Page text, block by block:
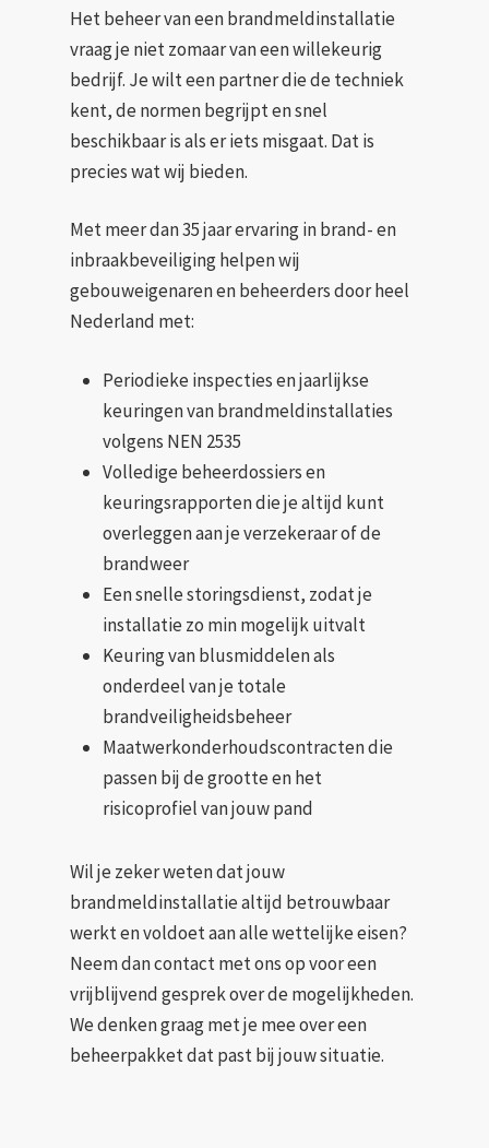
Het beheer van een brandmeldinstallatie
vraag je niet zomaar van een willekeurig
bedrijf. Je wilt een partner die de techniek
kent, de normen begrijpt en snel
beschikbaar is als er iets misgaat. Dat is
precies wat wij bieden.
Met meer dan 35 jaar ervaring in brand- en
inbraakbeveiliging helpen wij
gebouweigenaren en beheerders door heel
Nederland met:
Periodieke inspecties en jaarlijkse
keuringen van brandmeldinstallaties
volgens NEN 2535
Volledige beheerdossiers en
keuringsrapporten die je altijd kunt
overleggen aan je verzekeraar of de
brandweer
Een snelle storingsdienst, zodat je
installatie zo min mogelijk uitvalt
Keuring van blusmiddelen als
onderdeel van je totale
brandveiligheidsbeheer
Maatwerkonderhoudscontracten die
passen bij de grootte en het
risicoprofiel van jouw pand
Wil je zeker weten dat jouw
brandmeldinstallatie altijd betrouwbaar
werkt en voldoet aan alle wettelijke eisen?
Neem dan contact met ons op voor een
vrijblijvend gesprek over de mogelijkheden.
We denken graag met je mee over een
beheerpakket dat past bij jouw situatie.